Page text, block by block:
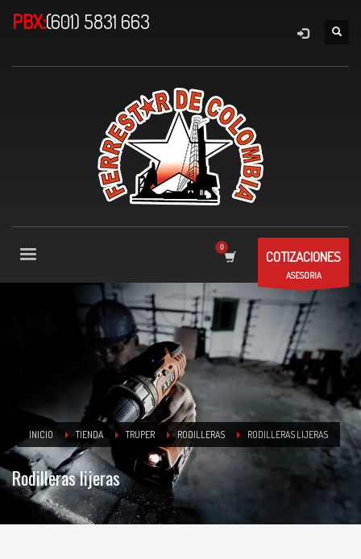
PBX:(601) 5831 663
COTIZACIONES
ASESORIA
INICIO TIENDA TRUPER RODILLERAS RODILLERAS LIJERAS
Rodilleras lijeras